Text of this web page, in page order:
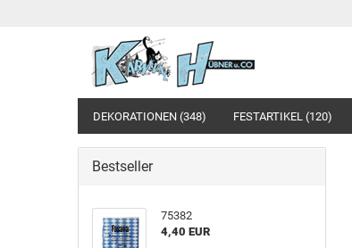
DEKORATIONEN (348) FESTARTIKEL (120)
Bestseller
75382
4,40 EUR